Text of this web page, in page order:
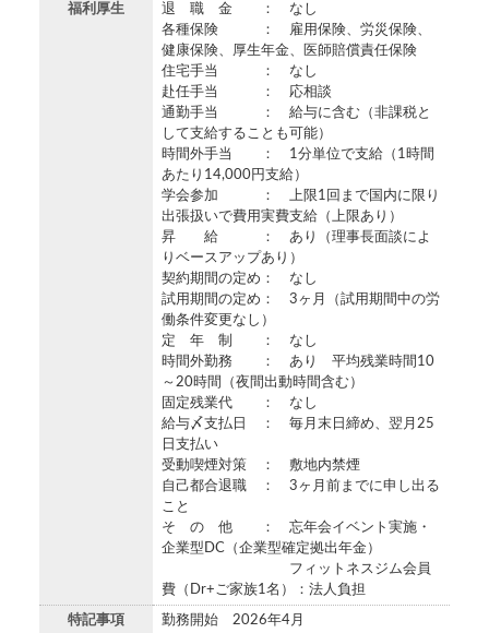
福利厚生
退 職 金 ： なし
各種保険 ： 雇用保険、労災保険、
健康保険、厚生年金、医師賠償責任保険
住宅手当 ： なし
赴任手当 ： 応相談
通勤手当 ： 給与に含む（非課税と
して支給することも可能）
時間外手当 ： 1分単位で支給（1時間
あたり14,000円支給）
学会参加 ： 上限1回まで国内に限り
出張扱いで費用実費支給（上限あり）
昇 給 ： あり（理事長面談によ
りベースアップあり）
契約期間の定め： なし
試用期間の定め： 3ヶ月（試用期間中の労
働条件変更なし）
定 年 制 ： なし
時間外勤務 ： あり 平均残業時間10
～20時間（夜間出動時間含む）
固定残業代 ： なし
給与〆支払日 ： 毎月末日締め、翌月25
日支払い
受動喫煙対策 ： 敷地内禁煙
自己都合退職 ： 3ヶ月前までに申し出る
こと
そ の 他 ： 忘年会イベント実施・
企業型DC（企業型確定拠出年金）
フィットネスジム会員
費（Dr+ご家族1名）：法人負担
特記事項 勤務開始 2026年4月